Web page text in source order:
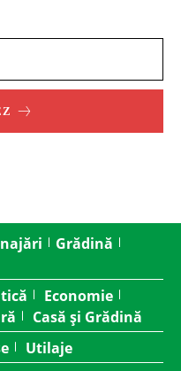
Grădină
Economie
Casă și Grădină
Utilaje